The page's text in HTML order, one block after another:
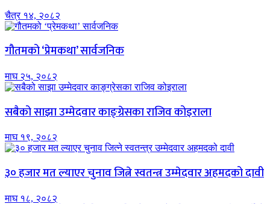
चैत्र १४, २०८२
गौतमको ‘प्रेमकथा’ सार्वजनिक
माघ २५, २०८२
सबैको साझा उम्मेदवार काङ्ग्रेसका राजिव कोइराला
माघ १९, २०८२
३० हजार मत ल्याएर चुनाव जित्ने स्वतन्त्र उम्मेदवार अहमदको दावी
माघ १८, २०८२